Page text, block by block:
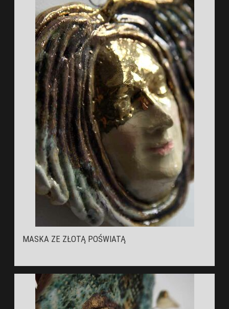
MASKA ZE ZŁOTĄ POŚWIATĄ